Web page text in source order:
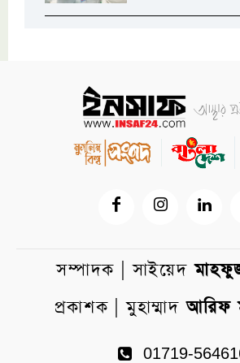
সম্পাদক | সাইয়েদ
প্রকাশক | মুহাম্মাদআরিফ
01719-